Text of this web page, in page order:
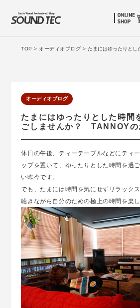
TOP > オーディオブログ > たまにはゆったりとし
オーディオブログ
たまにはゆったりとした時間
ごしませんか？ TANNOYの
休日の午後、ティーテーブルなどにティ
ップを置いて、ゆったりとした時間を過
い昨今です。
でも、たまには時間を気にせずリラック
聴きながら自分のための極上の時間を楽し